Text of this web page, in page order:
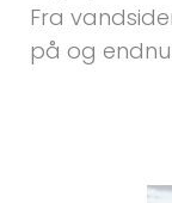
Fra
på og